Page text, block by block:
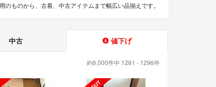
ものから、古着、中古アイテムまで幅広い品揃えです。
中古 値下げ
約6,000件中 1261 - 1296件